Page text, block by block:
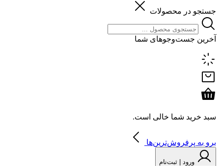
جستجو در محصولات
آخرین جست‌وجوهای شما
سبد خرید شما خالی است.
برو به پرفروش‌ترین‌ها
ورود | ثبت‌نام